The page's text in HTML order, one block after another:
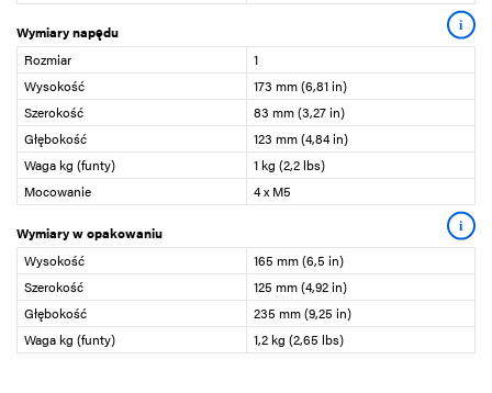
Wymiary napędu i
Rozmiar
1
Wysokość
173 mm (6,81 in)
Szerokość
83 mm (3,27 in)
Głębokość
123 mm (4,84 in)
Waga kg (funty)
1 kg (2,2 lbs)
Mocowanie
4 x M5
Wymiary w opakowaniu i
Wysokość
165 mm (6,5 in)
Szerokość
125 mm (4,92 in)
Głębokość
235 mm (9,25 in)
Waga kg (funty)
1,2 kg (2,65 lbs)